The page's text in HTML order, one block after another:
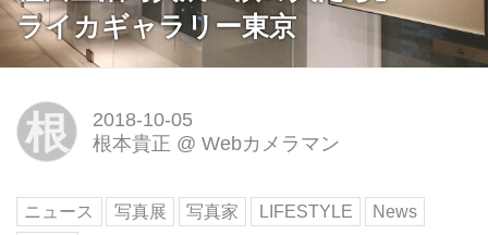
ライカギャラリー東京
根
2018-10-05
根本貴正 @ Webカメラマン
ニュース 写真展 写真家 LIFESTYLE
News